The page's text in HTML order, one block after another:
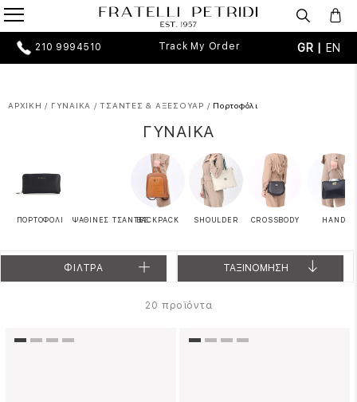
210 9994510 Track My Order GR | EN
ΑΡΧΙΚΗ / ΓΥΝΑΙΚΑ /ΤΣΑΝΤΕΣ & ΑΞΕΣΟΥΑΡ / Πορτοφόλι
ΓΥΝΑΙΚΑ
ΠΟΡΤΟΦΟΛΙ ΨΑΘΙΝΕΣ ΤΣΑΝΤΕΣBACKPACK SHOULDER CROSSBODY HAND
ΦΙΛΤΡΑ ΤΑΞΙΝΟΜΗΣΗ
20 προϊόντα